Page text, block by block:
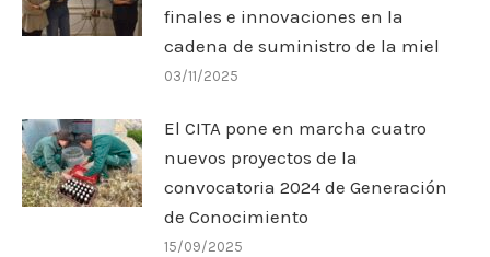
finales e innovaciones en la
cadena de suministro de la miel
03/11/2025
El CITA pone en marcha cuatro
nuevos proyectos de la
convocatoria 2024 de Generación
de Conocimiento
15/09/2025